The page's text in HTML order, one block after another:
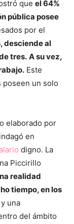
que el 64%
pública posee
por el
desciende al
tres. A su vez,
Este
un solo
elaborado por
en
digno. La
Piccirillo
realidad
tiempo, en los
y una
del ámbito